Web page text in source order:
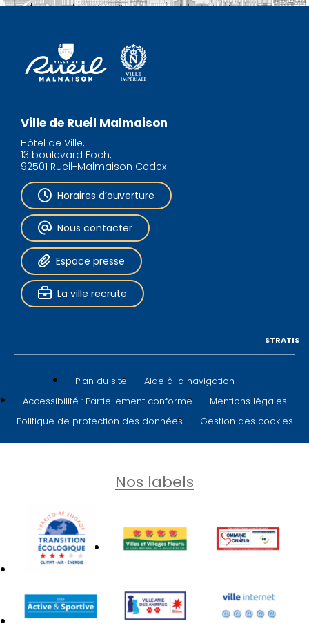
Ville de Rueil Malmaison
Hôtel de Ville,
13 boulevard Foch,
92501 Rueil-Malmaison Cedex
Horaires d’ouverture
Nous contacter
Espace presse
La ville recrute
Plan du site
Aide à la navigation
Accessibilité : Partiellement conforme
Mentions légales
Politique de protection des données
Gestion des cookies
STRATIS
Nos labels